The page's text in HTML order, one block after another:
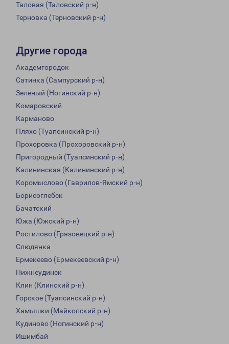
Таловая (Таловский р-н)
Терновка (Терновский р-н)
Другие города
Академгородок
Сатинка (Сампурский р-н)
Зеленый (Ногинский р-н)
Комаровский
Карманово
Пляхо (Туапсинский р-н)
Прохоровка (Прохоровский р-н)
Пригородный (Туапсинский р-н)
Калининская (Калининский р-н)
Коромыслово (Гаврилов-Ямский р-н)
Борисоглебск
Бачатский
Южа (Южский р-н)
Ростилово (Грязовецкий р-н)
Слюдянка
Ермекеево (Ермекеевский р-н)
Нижнеудинск
Клин (Клинский р-н)
Горское (Туапсинский р-н)
Хамышки (Майкопский р-н)
Кудиново (Ногинский р-н)
Ишимбай